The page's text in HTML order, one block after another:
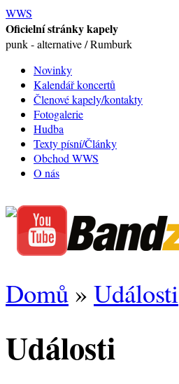
WWS
Oficielní stránky kapely
punk - alternative / Rumburk
Novinky
Kalendář koncertů
Členové kapely/kontakty
Fotogalerie
Hudba
Texty písní/Články
Obchod WWS
O nás
Domů » Události
Události